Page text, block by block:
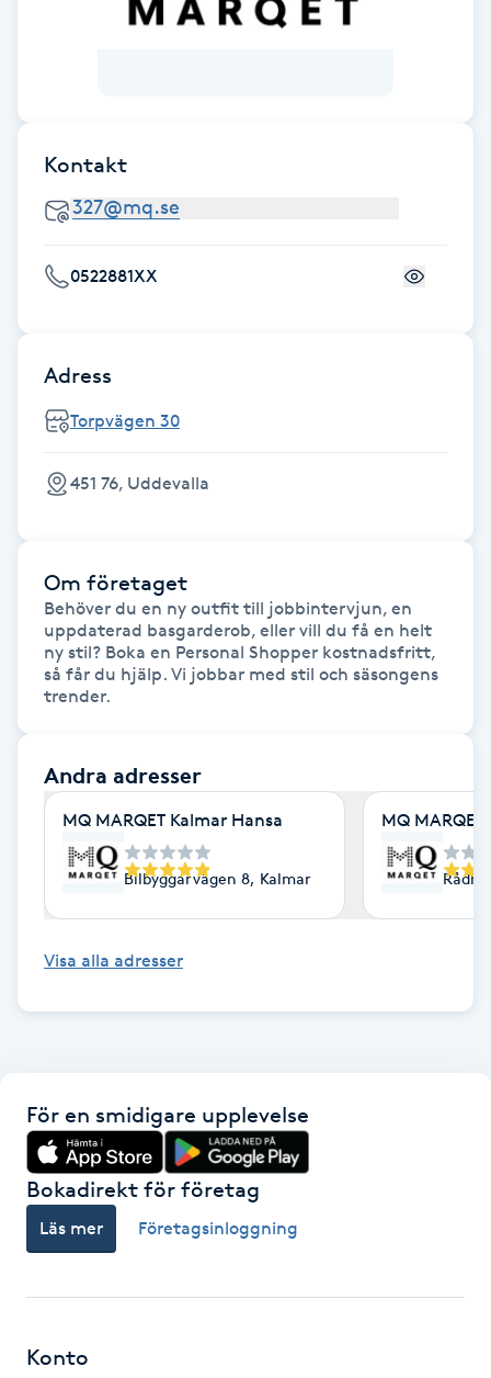
Fet hårbotten
Fettreducering
Fibromassage
Fillers
Fotmassage
Fotvård
Fransar
Fransborttagning
Fransförlängning
Fransförlängning Megavolym
Fransk manikyr
Frekvensterapi
Friskvård
Friskvårdsmassage
Kontakt
0522881XX
Adress
Torpvägen 30
451 76, Uddevalla
Om företaget
Behöver du en ny outfit till jobbintervjun, en
uppdaterad basgarderob, eller vill du få en helt
ny stil? Boka en Personal Shopper kostnadsfritt,
så får du hjälp. Vi jobbar med stil och säsongens
Andra adresser
MQ MARQET Kalmar Hansa
Bilbyggarvägen 8, Kalmar
MQ
Visa alla adresser
För en smidigare upplevelse
Bokadirekt för företag
Läs mer Företagsinloggning
Konto